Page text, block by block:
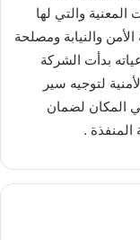
والتي لها
والنيابة ومصلحة
بدأت الشركة
لتوجيه سير
في المكان لضمان
.